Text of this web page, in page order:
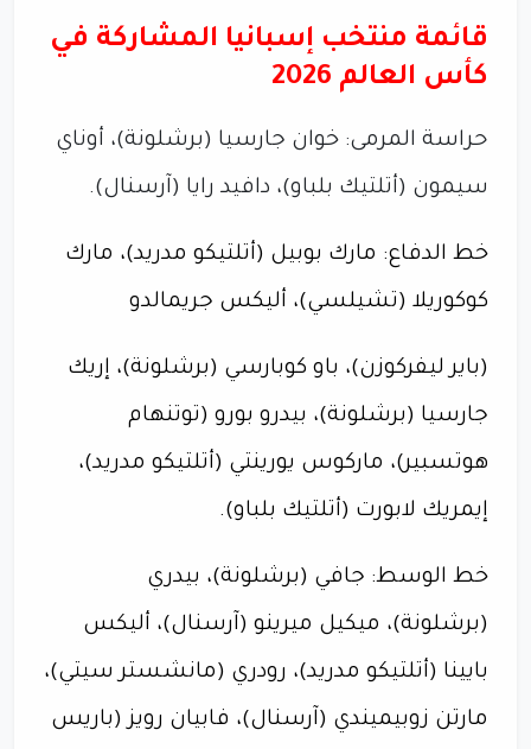
قائمة منتخب إسبانيا المشاركة في
كأس العالم 2026
حراسة المرمى: خوان جارسيا (برشلونة)، أوناي
سيمون (أتلتيك بلباو)، دافيد رايا (آرسنال).
خط الدفاع: مارك بوبيل (أتلتيكو مدريد)، مارك
كوكوريلا (تشيلسي)، أليكس جريمالدو
(باير ليفركوزن)، باو كوبارسي (برشلونة)، إريك
جارسيا (برشلونة)، بيدرو بورو (توتنهام
هوتسبير)، ماركوس يورينتي (أتلتيكو مدريد)،
إيمريك لابورت (أتلتيك بلباو).
خط الوسط: جافي (برشلونة)، بيدري
(برشلونة)، ميكيل ميرينو (آرسنال)، أليكس
بايينا (أتلتيكو مدريد)، رودري (مانشستر سيتي)،
مارتن زوبيميندي (آرسنال)، فابيان رويز (باريس